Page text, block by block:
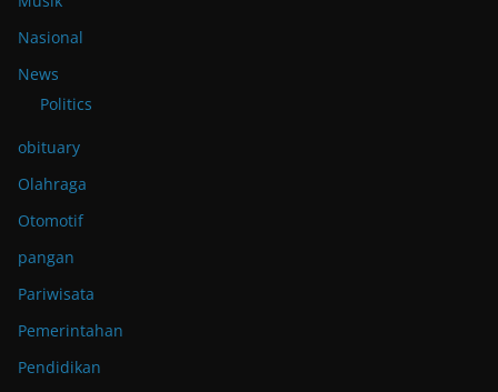
Nasional
News
Politics
obituary
Olahraga
Otomotif
pangan
Pariwisata
Pemerintahan
Pendidikan